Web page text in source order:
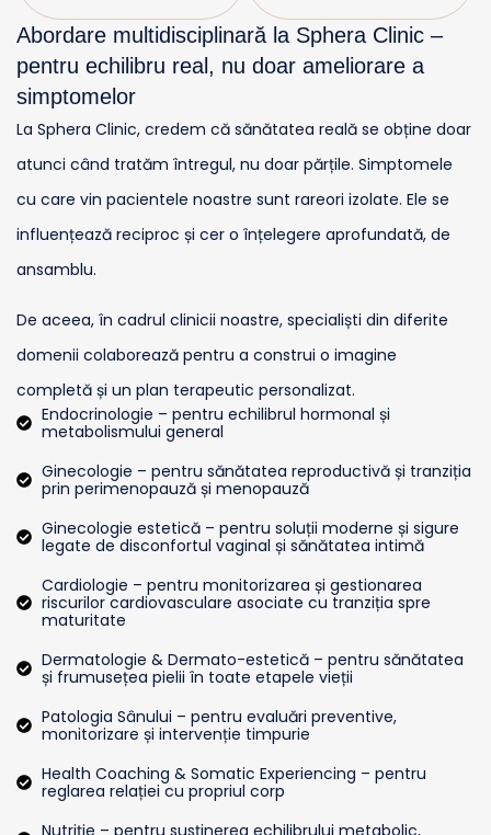
Abordare multidisciplinară la Sphera Clinic –
pentru echilibru real, nu doar ameliorare a
simptomelor
La Sphera Clinic, credem că sănătatea reală se obține doar
atunci când tratăm întregul, nu doar părțile. Simptomele
cu care vin pacientele noastre sunt rareori izolate. Ele se
influențează reciproc și cer o înțelegere aprofundată, de
ansamblu.
De aceea, în cadrul clinicii noastre, specialiști din diferite
domenii colaborează pentru a construi o imagine
completă și un plan terapeutic personalizat.
Endocrinologie – pentru echilibrul hormonal și
metabolismului general
Ginecologie – pentru sănătatea reproductivă și tranziția
prin perimenopauză și menopauză
Ginecologie estetică – pentru soluții moderne și sigure
legate de disconfortul vaginal și sănătatea intimă
Cardiologie – pentru monitorizarea și gestionarea
riscurilor cardiovasculare asociate cu tranziția spre
maturitate
Dermatologie & Dermato-estetică – pentru sănătatea
și frumusețea pielii în toate etapele vieții
Patologia Sânului – pentru evaluări preventive,
monitorizare și intervenție timpurie
Health Coaching & Somatic Experiencing – pentru
reglarea relației cu propriul corp